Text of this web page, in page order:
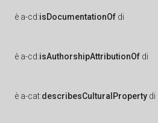
è a-cd:isDocumentationOf di
è a-cd:isAuthorshipAttributionOf di
è a-cat:describesCulturalProperty di